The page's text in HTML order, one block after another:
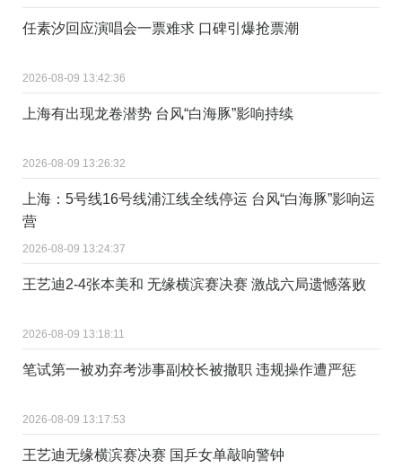
任素汐回应演唱会一票难求 口碑引爆抢票潮
2026-08-09 13:42:36
上海有出现龙卷潜势 台风“白海豚”影响持续
2026-08-09 13:26:32
上海：5号线16号线浦江线全线停运 台风“白海豚”影响运
营
2026-08-09 13:24:37
王艺迪2-4张本美和 无缘横滨赛决赛 激战六局遗憾落败
2026-08-09 13:18:11
笔试第一被劝弃考涉事副校长被撤职 违规操作遭严惩
2026-08-09 13:17:53
王艺迪无缘横滨赛决赛 国乒女单敲响警钟